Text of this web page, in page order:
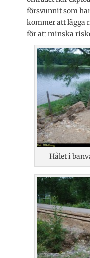
försvunnit som
kommer att lägga
för att minska
Hålet i